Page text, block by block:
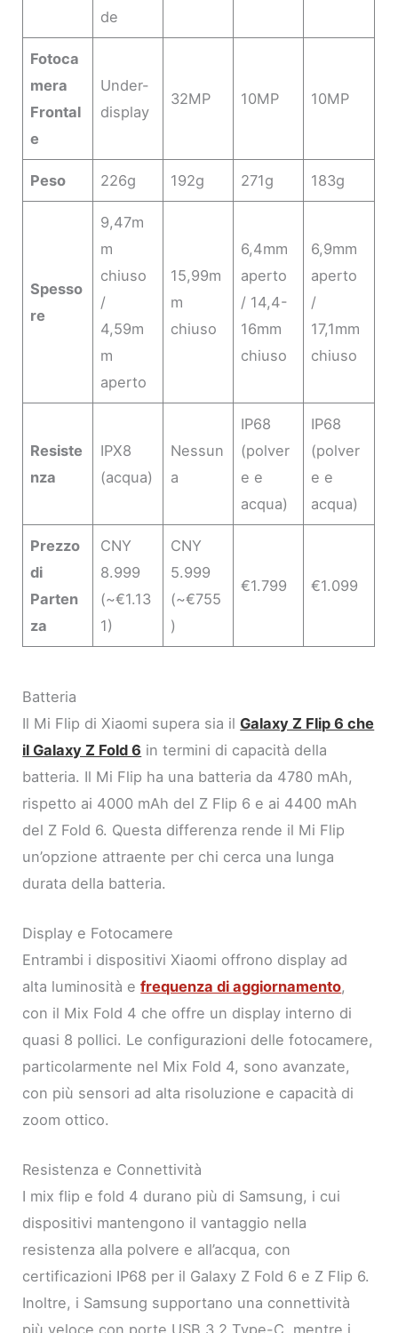
de
Fotoca
mera
Frontal
e
Under-
display
32MP 10MP 10MP
Peso 226g 192g 271g 183g
Spesso
re
9,47m
m
chiuso
/
4,59m
m
aperto
15,99m
m
chiuso
6,4mm
aperto
/ 14,4-
16mm
chiuso
6,9mm
aperto
/
17,1mm
chiuso
Resiste
nza
IPX8
(acqua)
Nessun
a
IP68
(polver
e e
acqua)
IP68
(polver
e e
acqua)
Prezzo
di
Parten
za
CNY
8.999
(~€1.13
1)
CNY
5.999
(~€755
)
€1.799 €1.099
Batteria
Il Mi Flip di Xiaomi supera sia ilGalaxy Z Flip 6 che
il Galaxy Z Fold 6 in termini di capacità della
batteria. Il Mi Flip ha una batteria da 4780 mAh,
rispetto ai 4000 mAh del Z Flip 6 e ai 4400 mAh
del Z Fold 6. Questa differenza rende il Mi Flip
un’opzione attraente per chi cerca una lunga
durata della batteria.
Display e Fotocamere
Entrambi i dispositivi Xiaomi offrono display ad
alta luminosità efrequenza di aggiornamento,
con il Mix Fold 4 che offre un display interno di
quasi 8 pollici. Le configurazioni delle fotocamere,
particolarmente nel Mix Fold 4, sono avanzate,
con più sensori ad alta risoluzione e capacità di
zoom ottico.
Resistenza e Connettività
I mix flip e fold 4 durano più di Samsung, i cui
dispositivi mantengono il vantaggio nella
resistenza alla polvere e all’acqua, con
certificazioni IP68 per il Galaxy Z Fold 6 e Z Flip 6.
Inoltre, i Samsung supportano una connettività